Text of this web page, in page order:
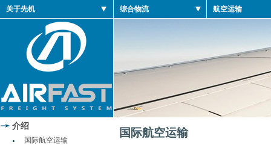
关于先机 综合物流 航空运输
介绍
国际航空运输
国际航空运输